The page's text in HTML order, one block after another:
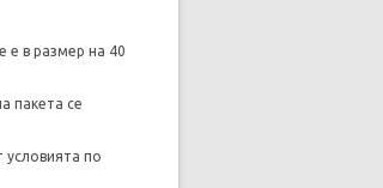
е в размер на 40
пакета се
условията по